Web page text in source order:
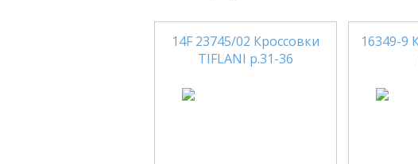
14F 23745/02 Кроссовки
TIFLANI р.31-36
16349-9